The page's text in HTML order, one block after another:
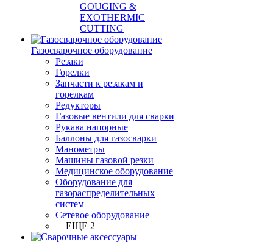
GOUGING &
EXOTHERMIC
CUTTING
Газосварочное оборудование
Резаки
Горелки
Запчасти к резакам и
горелкам
Редукторы
Газовые вентили для сварки
Рукава напорные
Баллоны для газосварки
Манометры
Машины газовой резки
Медицинское оборудование
Оборудование для
газораспределительных
систем
Сетевое оборудование
+ ЕЩЕ 2